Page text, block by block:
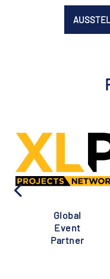
Global
Event
Partner